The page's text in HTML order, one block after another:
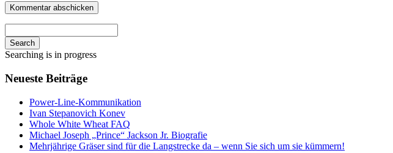
Search
Searching is in progress
Neueste Beiträge
Power-Line-Kommunikation
Ivan Stepanovich Konev
Whole White Wheat FAQ
Michael Joseph „Prince“ Jackson Jr. Biografie
Mehrjährige Gräser sind für die Langstrecke da – wenn Sie sich um sie kümmern!